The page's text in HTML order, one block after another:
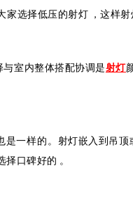
选择低压的射灯，这样
与室内整体搭配协调是射灯
样的。射灯嵌入到吊顶或
口碑好的。